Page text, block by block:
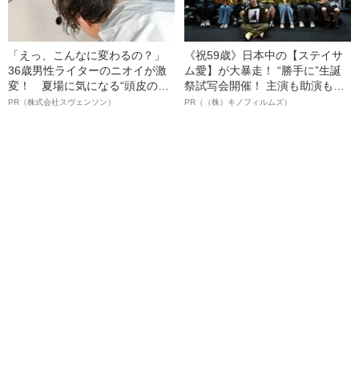
「えっ、こんなに変わるの？」
36歳男性ライターのニオイが激
変！ 夏場に気になる“頭皮のニ
オイ”や“ベタつき”を解消す
PR（株式会社スヴェンソン）
《祝59歳》日本中の【ステイサ
ム愛】が大暴走！ “勝手に”生誕
祭試写会開催！ 主演も助演も全
部ステイサム！「ステサミー
PR（（株）キノフィルムズ）